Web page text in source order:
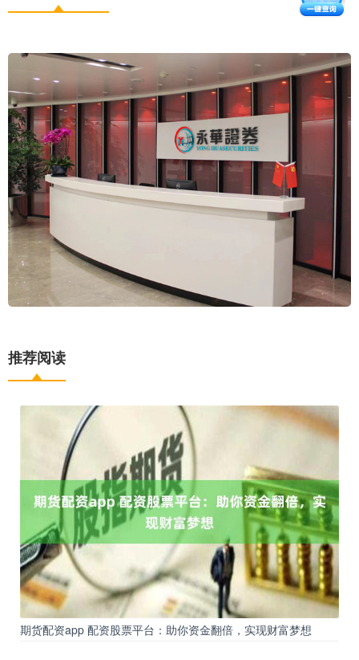
推荐阅读
期货配资app 配资股票平台：助你资金翻倍，实现财富梦想